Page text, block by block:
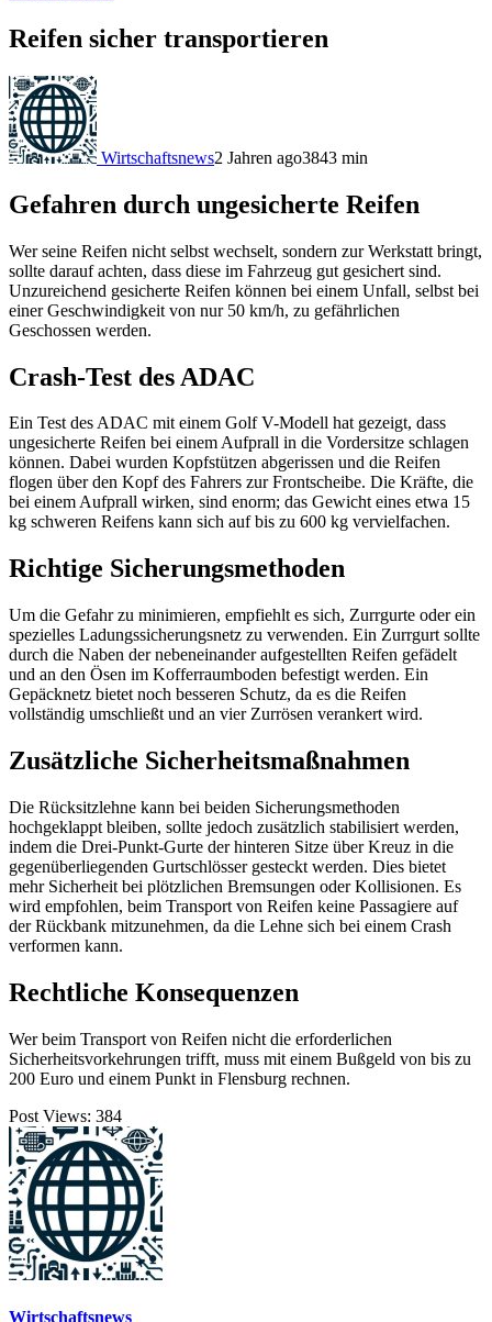
Reifen sicher transportieren
Wirtschaftsnews2 Jahren ago3843 min
Gefahren durch ungesicherte Reifen
Wer seine Reifen nicht selbst wechselt, sondern zur Werkstatt bringt,
sollte darauf achten, dass diese im Fahrzeug gut gesichert sind.
Unzureichend gesicherte Reifen können bei einem Unfall, selbst bei
einer Geschwindigkeit von nur 50 km/h, zu gefährlichen
Geschossen werden.
Crash-Test des ADAC
Ein Test des ADAC mit einem Golf V-Modell hat gezeigt, dass
ungesicherte Reifen bei einem Aufprall in die Vordersitze schlagen
können. Dabei wurden Kopfstützen abgerissen und die Reifen
flogen über den Kopf des Fahrers zur Frontscheibe. Die Kräfte, die
bei einem Aufprall wirken, sind enorm; das Gewicht eines etwa 15
kg schweren Reifens kann sich auf bis zu 600 kg vervielfachen.
Richtige Sicherungsmethoden
Um die Gefahr zu minimieren, empfiehlt es sich, Zurrgurte oder ein
spezielles Ladungssicherungsnetz zu verwenden. Ein Zurrgurt sollte
durch die Naben der nebeneinander aufgestellten Reifen gefädelt
und an den Ösen im Kofferraumboden befestigt werden. Ein
Gepäcknetz bietet noch besseren Schutz, da es die Reifen
vollständig umschließt und an vier Zurrösen verankert wird.
Zusätzliche Sicherheitsmaßnahmen
Die Rücksitzlehne kann bei beiden Sicherungsmethoden
hochgeklappt bleiben, sollte jedoch zusätzlich stabilisiert werden,
indem die Drei-Punkt-Gurte der hinteren Sitze über Kreuz in die
gegenüberliegenden Gurtschlösser gesteckt werden. Dies bietet
mehr Sicherheit bei plötzlichen Bremsungen oder Kollisionen. Es
wird empfohlen, beim Transport von Reifen keine Passagiere auf
der Rückbank mitzunehmen, da die Lehne sich bei einem Crash
verformen kann.
Rechtliche Konsequenzen
Wer beim Transport von Reifen nicht die erforderlichen
Sicherheitsvorkehrungen trifft, muss mit einem Bußgeld von bis zu
200 Euro und einem Punkt in Flensburg rechnen.
Post Views: 384
Wirtschaftsnews